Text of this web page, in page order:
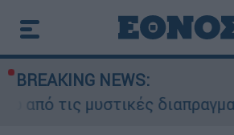
BREAKING NEWS:
διαπραγματεύσεις και